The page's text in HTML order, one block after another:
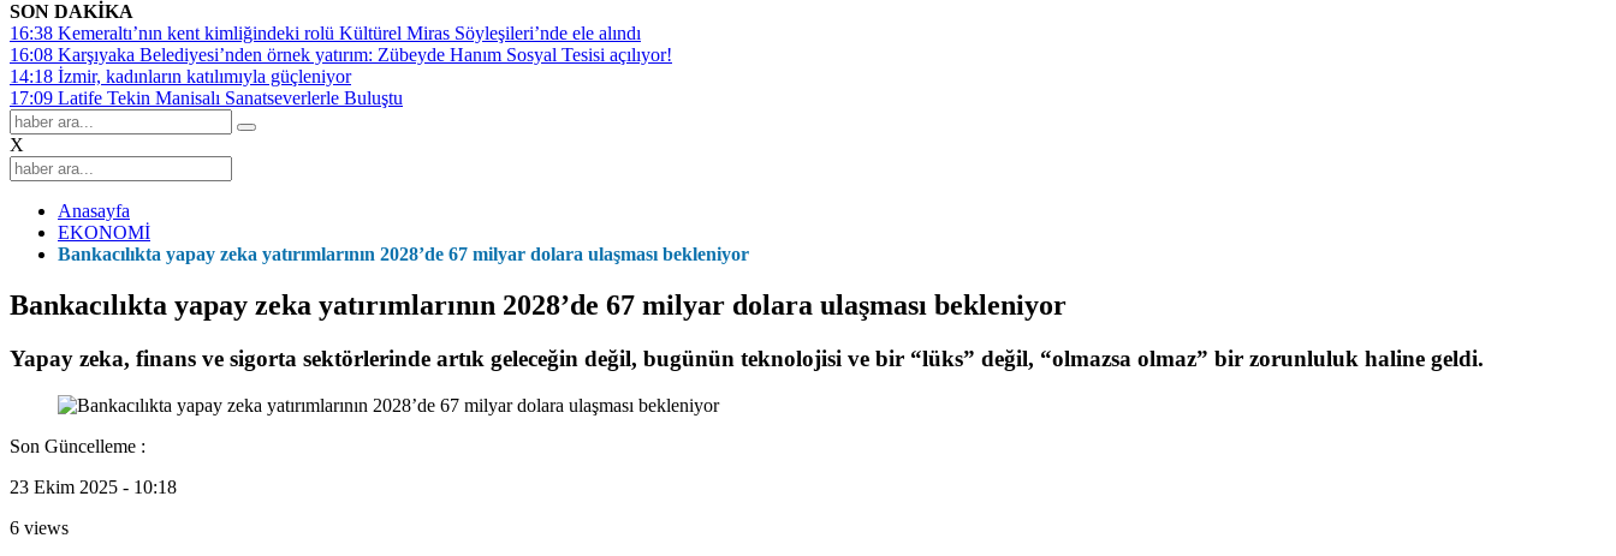
SON DAKİKA
16:38 Kemeraltı’nın kent kimliğindeki rolü Kültürel Miras Söyleşileri’nde ele alındı
16:08 Karşıyaka Belediyesi’nden örnek yatırım: Zübeyde Hanım Sosyal Tesisi açılıyor!
14:18 İzmir, kadınların katılımıyla güçleniyor
17:09 Latife Tekin Manisalı Sanatseverlerle Buluştu
X
Anasayfa
EKONOMİ
Bankacılıkta yapay zeka yatırımlarının 2028’de 67 milyar dolara ulaşması bekleniyor
Bankacılıkta yapay zeka yatırımlarının 2028’de 67 milyar dolara ulaşması bekleniyor
Yapay zeka, finans ve sigorta sektörlerinde artık geleceğin değil, bugünün teknolojisi ve bir “lüks” değil, “olmazsa olmaz” bir zorunluluk haline geldi.
Son Güncelleme :
23 Ekim 2025 - 10:18
6 views